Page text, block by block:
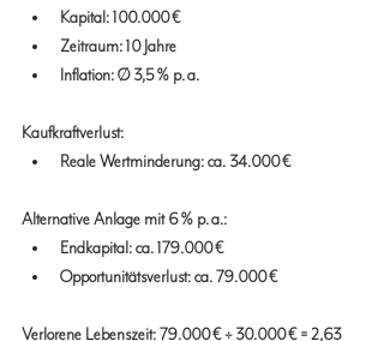
Kapital: 100.000 €
Zeitraum: 10 Jahre
Inflation: Ø 3,5 % p. a.
Kaufkraftverlust:
Reale Wertminderung: ca. 34.000 €
Alternative Anlage mit 6 % p. a.:
Endkapital: ca. 179.000 €
Opportunitätsverlust: ca. 79.000 €
Verlorene Lebenszeit: 79.000 € ÷ 30.000 € = 2,63